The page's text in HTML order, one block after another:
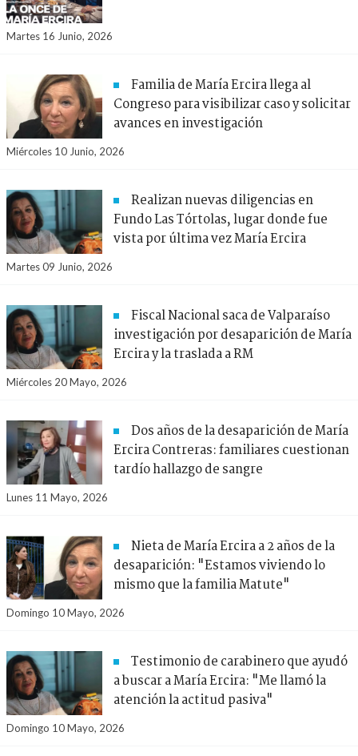
Martes 16 Junio, 2026
Familia de María Ercira llega al
Congreso para visibilizar caso y solicitar
avances en investigación
Miércoles 10 Junio, 2026
Realizan nuevas diligencias en
Fundo Las Tórtolas, lugar donde fue
vista por última vez María Ercira
Martes 09 Junio, 2026
Fiscal Nacional saca de Valparaíso
investigación por desaparición de María
Ercira y la traslada a RM
Miércoles 20 Mayo, 2026
Dos años de la desaparición de María
Ercira Contreras: familiares cuestionan
tardío hallazgo de sangre
Lunes 11 Mayo, 2026
Nieta de María Ercira a 2 años de la
desaparición: "Estamos viviendo lo
mismo que la familia Matute"
Domingo 10 Mayo, 2026
Testimonio de carabinero que ayudó
a buscar a María Ercira: "Me llamó la
atención la actitud pasiva"
Domingo 10 Mayo, 2026